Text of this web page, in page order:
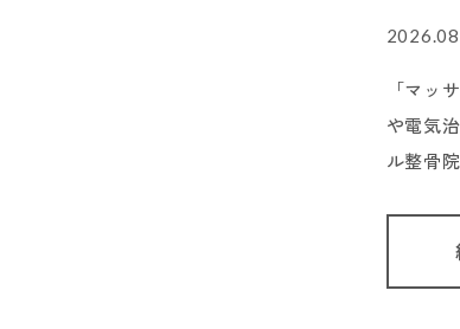
「マッ
や電気
ル整骨